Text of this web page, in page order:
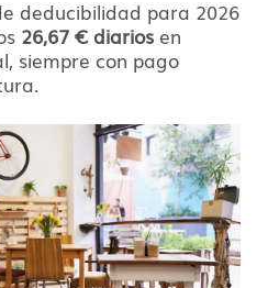
deducibilidad para 2026
26,67 € diarios en
siempre con pago